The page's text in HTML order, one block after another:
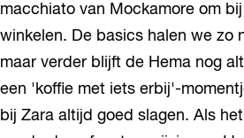
macchiato van Mockamore om
winkelen. De basics halen we zo
maar verder blijft de Hema nog
een 'koffie met iets erbij'-
bij Zara altijd goed slagen. Als